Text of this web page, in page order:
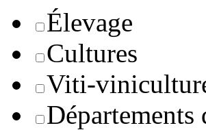
Élevage
Cultures
Viti-
Départements